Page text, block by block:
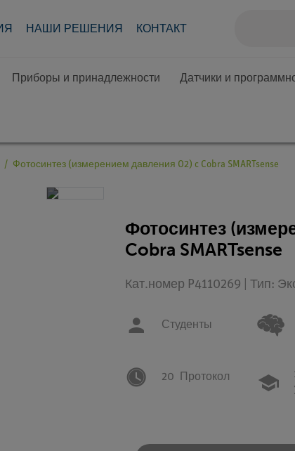
НАШИ РЕШЕНИЯ КОНТАКТ
Приборы и принадлежности Датчики и
Фотосинтез (измерением давления O2) c Cobra SMARTsense
Фотосинтез
Cobra SMARTsense
Кат.номер P4110269 | Тип:
Студенты
20 Протокол